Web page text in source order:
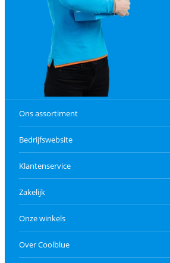
Ons assortiment
Bedrijfswebsite
Klantenservice
Zakelijk
Onze winkels
Over Coolblue